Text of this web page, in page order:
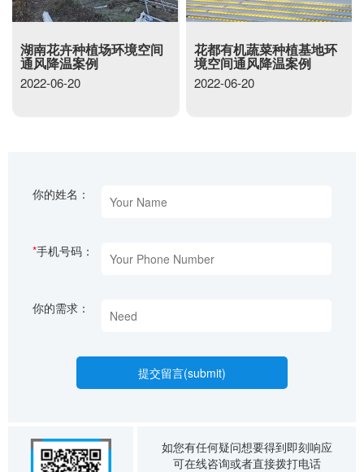
花都有机蔬菜种植基地环
境空间通风降温案例
2022-06-20
东莞某五金精密车间环境
空间通风降温项目
2022-06-22
你的姓名：
*手机号码：
你的需求：
如您有任何疑问想要得到即刻响应
可在线咨询或者直接拨打电话